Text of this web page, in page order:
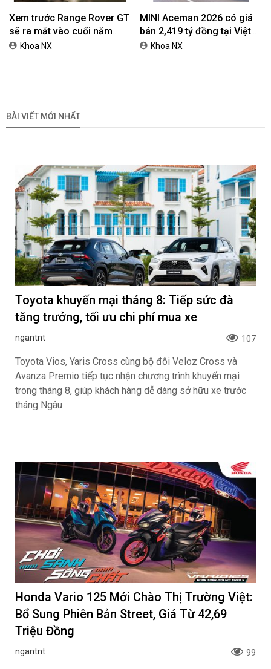
Xem trước Range Rover GT
sẽ ra mắt vào cuối năm
2026Khoa NX
MINI Aceman 2026 có giá
bán 2,419 tỷ đồng tại Việt
NamKhoa NX
BÀI VIẾT MỚI NHẤT
Toyota khuyến mại tháng 8: Tiếp sức đà
tăng trưởng, tối ưu chi phí mua xe
ngantnt 107
Toyota Vios, Yaris Cross cùng bộ đôi Veloz Cross và
Avanza Premio tiếp tục nhận chương trình khuyến mại
trong tháng 8, giúp khách hàng dễ dàng sở hữu xe trước
tháng Ngâu
Honda Vario 125 Mới Chào Thị Trường Việt:
Bổ Sung Phiên Bản Street, Giá Từ 42,69
Triệu Đồng
ngantnt 99